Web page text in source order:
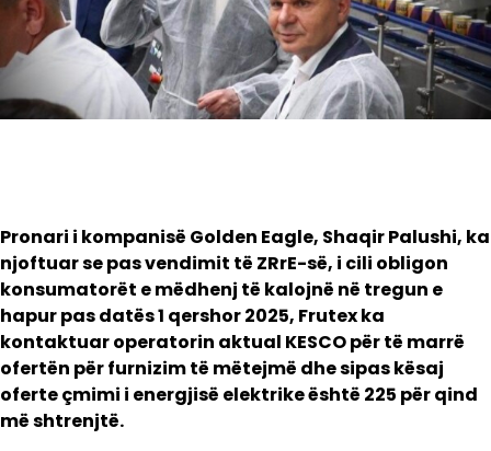
Pronari i kompanisë Golden Eagle, Shaqir Palushi, ka
njoftuar se pas vendimit të ZRrE-së, i cili obligon
konsumatorët e mëdhenj të kalojnë në tregun e
hapur pas datës 1 qershor 2025, Frutex ka
kontaktuar operatorin aktual KESCO për të marrë
ofertën për furnizim të mëtejmë dhe sipas kësaj
oferte çmimi i energjisë elektrike është 225 për qind
më shtrenjtë.